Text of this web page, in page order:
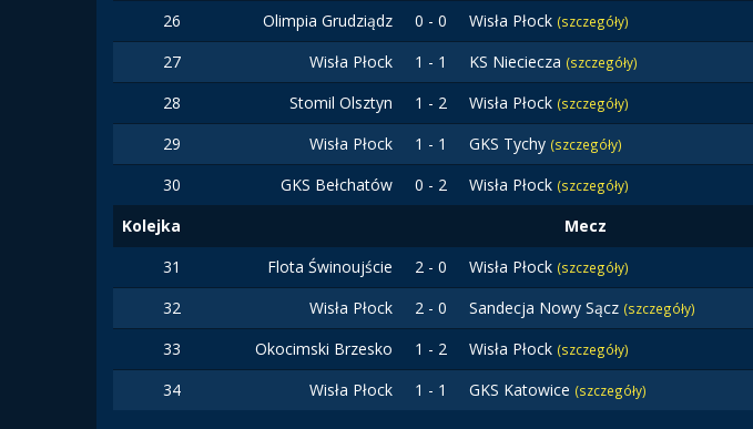
26
Olimpia Grudziądz 0 - 0 Wisła Płock (szczegóły)
27
Wisła Płock 1 - 1 KS Nieciecza (szczegóły)
28 Stomil Olsztyn 1 - 2 Wisła Płock (szczegóły)
29 Wisła Płock 1 - 1 GKS Tychy (szczegóły)
30 GKS Bełchatów 0 - 2 Wisła Płock (szczegóły)
Kolejka Mecz
31
Flota Świnoujście 2 - 0 Wisła Płock (szczegóły)
32 Wisła Płock 2 - 0 Sandecja Nowy Sącz (szczegóły)
33 Okocimski Brzesko 1 - 2 Wisła Płock (szczegóły)
34 Wisła Płock 1 - 1 GKS Katowice (szczegóły)